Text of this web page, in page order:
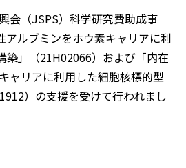
会（JSPS）科学研究費助成事
アルブミンをホウ素キャリアに利
築」（21H02066）および「内在
ャリアに利用した細胞核標的型
）の支援を受けて行われまし